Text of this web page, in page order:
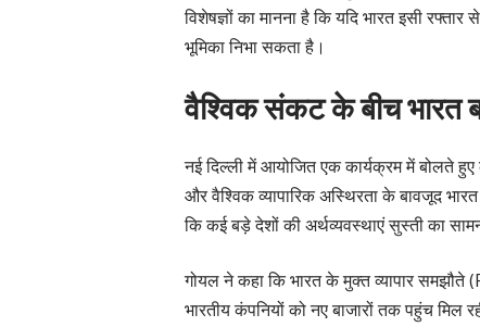
विशेषज्ञों का मानना है कि यदि भारत इसी
भूमिका निभा सकता है।
वैश्विक संकट के बीच भारत
नई दिल्ली में आयोजित एक कार्यक्रम में बोलते
और वैश्विक व्यापारिक अस्थिरता के बावजूद
कि कई बड़े देशों की अर्थव्यवस्थाएं सुस्ती का
गोयल ने कहा कि भारत के मुक्त व्यापार
भारतीय कंपनियों को नए बाजारों तक पहुंच मिल